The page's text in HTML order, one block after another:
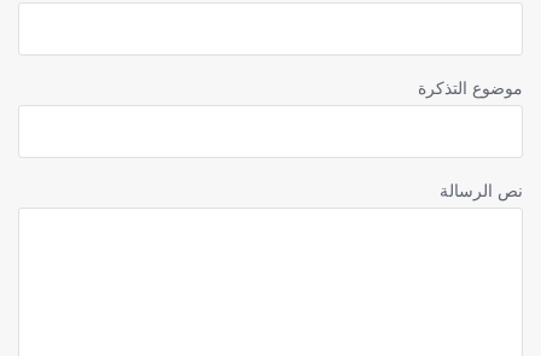
موضوع التذكرة
نص الرسالة